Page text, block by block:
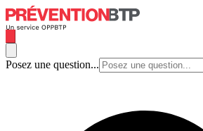
Posez une question...